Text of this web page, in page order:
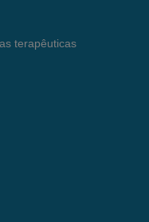
terapêuticas